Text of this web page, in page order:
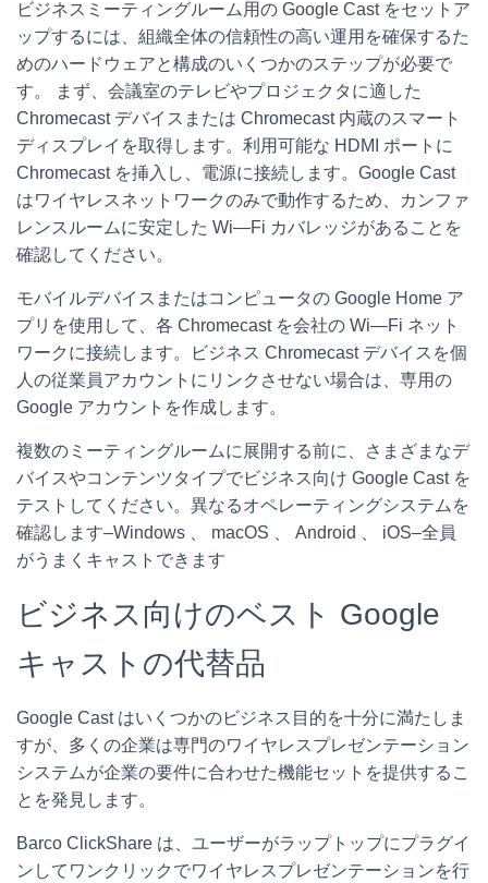
ビジネスミーティングルーム用の Google Cast をセットア
ップするには、組織全体の信頼性の高い運用を確保するた
めのハードウェアと構成のいくつかのステップが必要で
す。 まず、会議室のテレビやプロジェクタに適した
Chromecast デバイスまたは Chromecast 内蔵のスマート
ディスプレイを取得します。利用可能な HDMI ポートに
Chromecast を挿入し、電源に接続します。Google Cast
はワイヤレスネットワークのみで動作するため、カンファ
レンスルームに安定した Wi—Fi カバレッジがあることを
確認してください。
モバイルデバイスまたはコンピュータの Google Home ア
プリを使用して、各 Chromecast を会社の Wi—Fi ネット
ワークに接続します。ビジネス Chromecast デバイスを個
人の従業員アカウントにリンクさせない場合は、専用の
Google アカウントを作成します。
複数のミーティングルームに展開する前に、さまざまなデ
バイスやコンテンツタイプでビジネス向け Google Cast を
テストしてください。異なるオペレーティングシステムを
確認します–Windows 、 macOS 、 Android 、 iOS–全員
がうまくキャストできます
ビジネス向けのベスト Google
キャストの代替品
Google Cast はいくつかのビジネス目的を十分に満たしま
すが、多くの企業は専門のワイヤレスプレゼンテーション
システムが企業の要件に合わせた機能セットを提供するこ
とを発見します。
Barco ClickShare は、ユーザーがラップトップにプラグイ
ンしてワンクリックでワイヤレスプレゼンテーションを行